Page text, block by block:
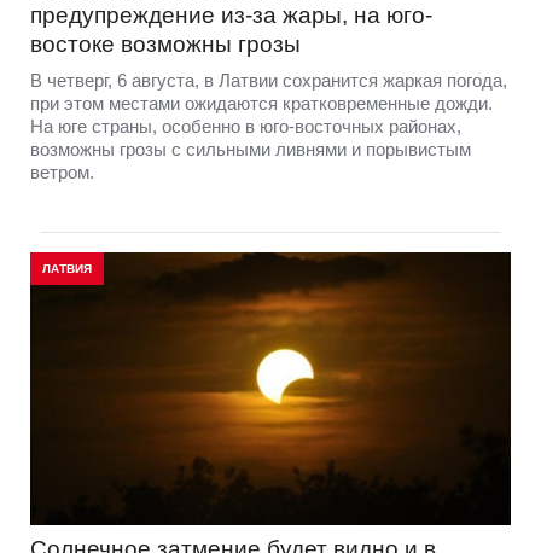
предупреждение из-за жары, на юго-
востоке возможны грозы
В четверг, 6 августа, в Латвии сохранится жаркая погода,
при этом местами ожидаются кратковременные дожди.
На юге страны, особенно в юго-восточных районах,
возможны грозы с сильными ливнями и порывистым
ветром.
ЛАТВИЯ